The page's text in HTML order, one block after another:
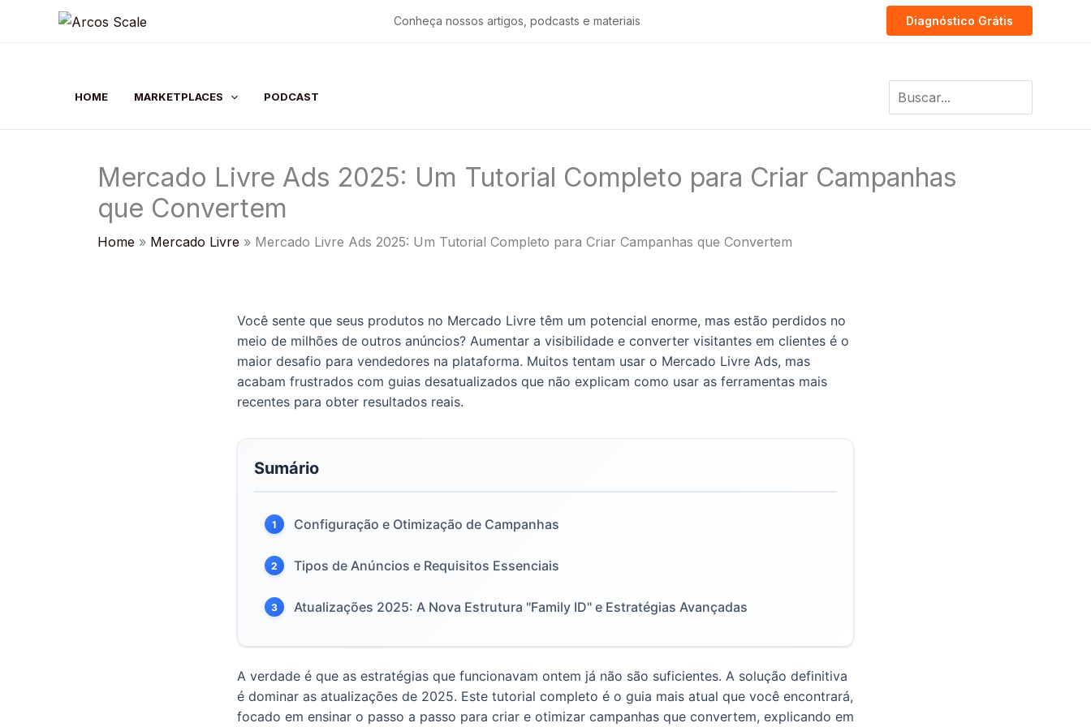
Conheça nossos artigos, podcasts e materiais Diagnóstico Grátis
HOME MARKETPLACES PODCAST
for:
Mercado Livre Ads 2025: Um Tutorial Completo para Criar Campanhas
que Convertem
Home Mercado Livre Mercado Livre Ads 2025: Um Tutorial Completo para Criar Campanhas que Convertem
Você sente que seus produtos no Mercado Livre têm um potencial enorme, mas estão perdidos no
meio de milhões de outros anúncios? Aumentar a visibilidade e converter visitantes em clientes é o
maior desafio para vendedores na plataforma. Muitos tentam usar o Mercado Livre Ads, mas
acabam frustrados com guias desatualizados que não explicam como usar as ferramentas mais
recentes para obter resultados reais.
Sumário
1 Configuração e Otimização de Campanhas
2 Tipos de Anúncios e Requisitos Essenciais
3 Atualizações 2025: A Nova Estrutura "Family ID" e Estratégias Avançadas
A verdade é que as estratégias que funcionavam ontem já não são suficientes. A solução definitiva
é dominar as atualizações de 2025. Este tutorial completo é o guia mais atual que você encontrará,
focado em ensinar o passo a passo para criar e otimizar campanhas que convertem, explicando em